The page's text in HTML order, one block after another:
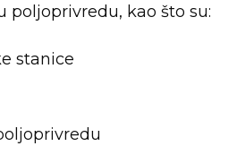
poljoprivredu, kao što su:
stanice